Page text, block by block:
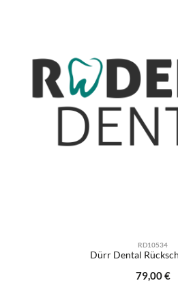
RD10534
Dürr Dental
Regulärer
79,00 €